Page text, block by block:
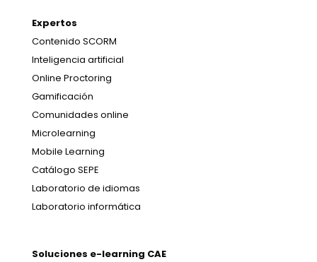
Expertos
Contenido SCORM
Inteligencia artificial
Online Proctoring
Gamificación
Comunidades online
Microlearning
Mobile Learning
Catálogo SEPE
Laboratorio de idiomas
Laboratorio informática
Soluciones e-learning CAE